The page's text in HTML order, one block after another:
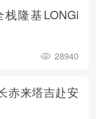
隆基LONGi
28940
赤来塔吉赴安